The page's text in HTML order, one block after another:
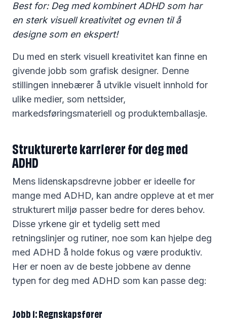
Best for: Deg med kombinert ADHD som har
en sterk visuell kreativitet og evnen til å
designe som en ekspert!
Du med en sterk visuell kreativitet kan finne en
givende jobb som grafisk designer. Denne
stillingen innebærer å utvikle visuelt innhold for
ulike medier, som nettsider,
markedsføringsmateriell og produktemballasje.
Strukturerte karrierer for deg med
ADHD
Mens lidenskapsdrevne jobber er ideelle for
mange med ADHD, kan andre oppleve at et mer
strukturert miljø passer bedre for deres behov.
Disse yrkene gir et tydelig sett med
retningslinjer og rutiner, noe som kan hjelpe deg
med ADHD å holde fokus og være produktiv.
Her er noen av de beste jobbene av denne
typen for deg med ADHD som kan passe deg:
Jobb 1: Regnskapsfører